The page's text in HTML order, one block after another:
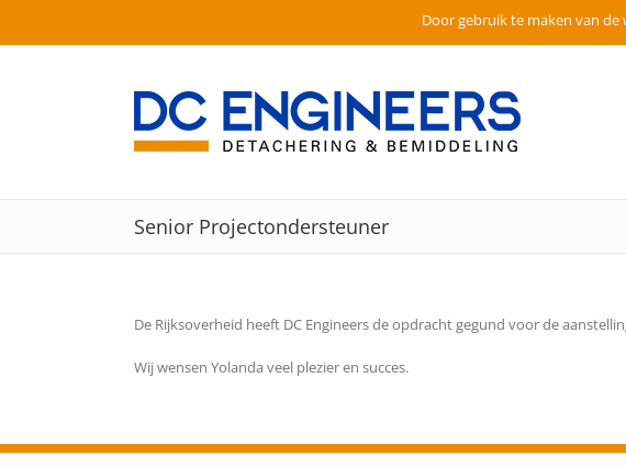
Door gebruik te maken van
Ga
Senior Projectondersteuner
De Rijksoverheid heeft DC Engineers de opdracht gegund voor de
Wij wensen Yolanda veel plezier en succes.